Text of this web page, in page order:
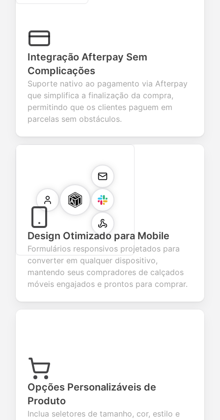
Integração Afterpay Sem
Complicações
Suporte nativo ao pagamento via Afterpay
que simplifica a finalização da compra,
permitindo que os clientes paguem em
parcelas sem obstáculos.
Design Otimizado para Mobile
Formulários responsivos projetados para
converter em qualquer dispositivo,
mantendo seus compradores de calçados
móveis engajados e prontos para comprar.
Opções Personalizáveis de
Produto
Inclua seletores de tamanho, cor, estilo e